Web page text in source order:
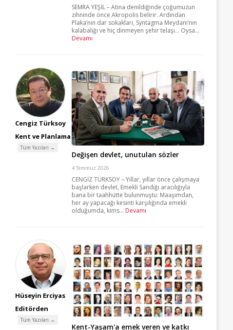
SEMRA YEŞİL – Atina denildiğinde çoğumuzun
zihninde önce Akropolis belirir. Ardından
Plaka’nın dar sokakları, Syntagma Meydanı’nın
kalabalığı ve hiç dinmeyen şehir telaşı… Oysa...
Devamı
Cengiz Türksoy
Kent ve Planlama
Tüm Yazıları →
Değişen devlet, unutulan sözler
4 Temmuz 2026
CENGİZ TÜRKSOY – Yıllar, yıllar önce çalışmaya
başlarken devlet, Emekli Sandığı aracılığıyla
bana bir taahhütte bulunmuştu: Maaşımdan,
her ay yapacağı kesinti karşılığında emekli
olduğumda, kims... Devamı
Hüseyin Erciyas
Editörden
Tüm Yazıları →
Kent-Yaşam'a emek veren ve katkı